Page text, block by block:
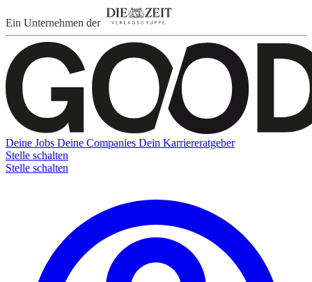
Ein Unternehmen der
Deine Jobs Deine Companies Dein Karriereratgeber
Stelle schalten
Stelle schalten